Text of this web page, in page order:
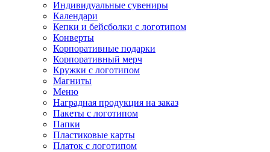
Индивидуальные сувениры
Календари
Кепки и бейсболки с логотипом
Конверты
Корпоративные подарки
Корпоративный мерч
Кружки с логотипом
Магниты
Меню
Наградная продукция на заказ
Пакеты с логотипом
Папки
Пластиковые карты
Платок с логотипом